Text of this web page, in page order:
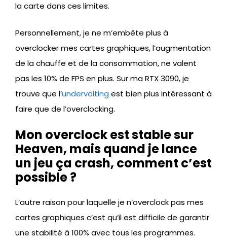
la carte dans ces limites.
Personnellement, je ne m’embête plus à
overclocker mes cartes graphiques, l’augmentation
de la chauffe et de la consommation, ne valent
pas les 10% de FPS en plus. Sur ma RTX 3090, je
trouve que l’undervolting est bien plus intéressant à
faire que de l’overclocking.
Mon overclock est stable sur
Heaven, mais quand je lance
un jeu ça crash, comment c’est
possible ?
L’autre raison pour laquelle je n’overclock pas mes
cartes graphiques c’est qu’il est difficile de garantir
une stabilité à 100% avec tous les programmes.